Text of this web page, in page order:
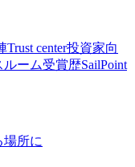
Trust center投資家向
ルーム受賞歴SailPoint
所に